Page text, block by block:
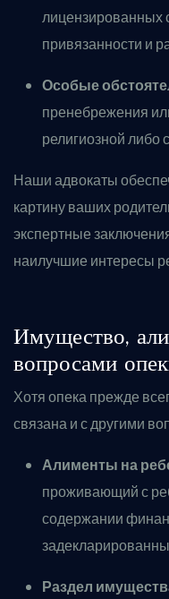
лицензированных
привязанности и
Особые
пренебрежения
религиозной либо
Наши адвокаты
картину ваших
экспертные
наилучшие интересы
Имущество,
вопросами
Хотя опека прежде
связана и с другими
Алименты на
проживающий с
содержании
Раздел